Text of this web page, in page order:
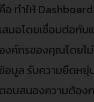
คือ ทำให้
เสมอโดยเชื่อมต่อกับ
องค์กรของคุณโดยไ
ข้อมูล รับความยืดห
ตอบสนองความต้อง